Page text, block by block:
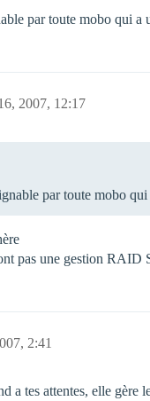
par toute mobo qui
2007, 12:17
par toute mobo
pas une gestion RAID
2:41
a tes attentes, elle